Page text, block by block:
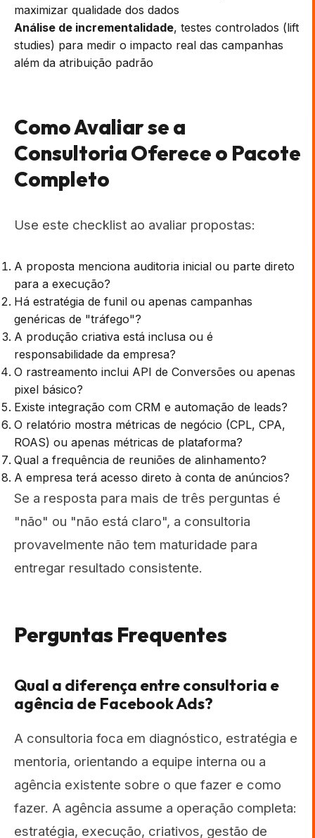
maximizar qualidade dos dados
Análise de incrementalidade, testes controlados (lift
studies) para medir o impacto real das campanhas
além da atribuição padrão
Como Avaliar se a
Consultoria Oferece o Pacote
Completo
Use este checklist ao avaliar propostas:
A proposta menciona auditoria inicial ou parte direto
para a execução?
Há estratégia de funil ou apenas campanhas
genéricas de "tráfego"?
A produção criativa está inclusa ou é
responsabilidade da empresa?
O rastreamento inclui API de Conversões ou apenas
pixel básico?
Existe integração com CRM e automação de leads?
O relatório mostra métricas de negócio (CPL, CPA,
ROAS) ou apenas métricas de plataforma?
Qual a frequência de reuniões de alinhamento?
A empresa terá acesso direto à conta de anúncios?
Se a resposta para mais de três perguntas é
"não" ou "não está claro", a consultoria
provavelmente não tem maturidade para
entregar resultado consistente.
Perguntas Frequentes
Qual a diferença entre consultoria e
agência de Facebook Ads?
A consultoria foca em diagnóstico, estratégia e
mentoria, orientando a equipe interna ou a
agência existente sobre o que fazer e como
fazer. A agência assume a operação completa:
estratégia, execução, criativos, gestão de